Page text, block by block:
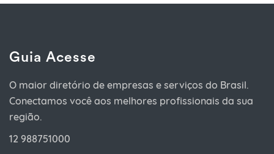
Guia Acesse
O maior diretório de empresas e serviços do Brasil.
Conectamos você aos melhores profissionais da sua
região.
12 988751000